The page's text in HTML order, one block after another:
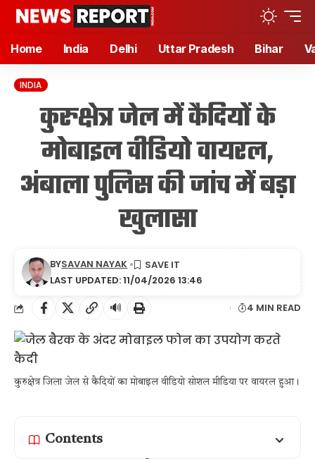
Home India Delhi Uttar Pradesh Bihar
INDIA
कुरुक्षेत्र जेल में कैदियों के
मोबाइल वीडियो वायरल,
अंबाला पुलिस की जांच में बड़ा
खुलासा
LAST UPDATED: 11/04/2026 13:46
BYSAVAN NAYAK
🔊 4 MIN READ
कुरुक्षेत्र जिला जेल से कैदियों का मोबाइल वीडियो सोशल मीडिया पर वायरल हुआ।
Contents